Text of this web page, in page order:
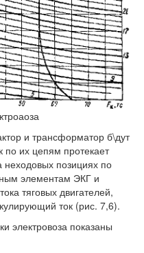
и трансформатор б\дут
по их цепям протекает
неходовых позициях по
элементам ЭКГ и
тяговых двигателей,
ток (рис. 7,6).
электровоза показаны